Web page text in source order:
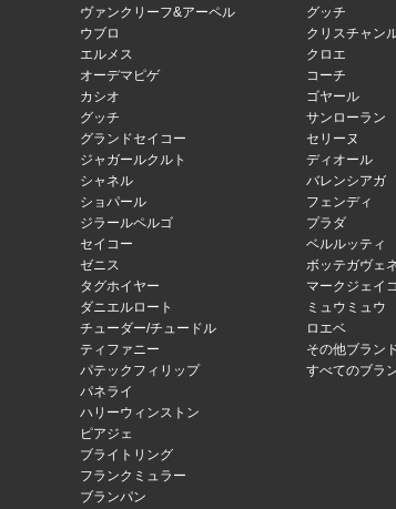
ヴァンクリーフ&アーペル
ウブロ
エルメス
オーデマピゲ
カシオ
グッチ
グランドセイコー
ジャガールクルト
シャネル
ショパール
ジラールペルゴ
セイコー
ゼニス
タグホイヤー
ダニエルロート
チューダー/チュードル
ティファニー
パテックフィリップ
パネライ
ハリーウィンストン
ピアジェ
ブライトリング
フランクミュラー
ブランパン
グッチ
クリスチャン
クロエ
コーチ
ゴヤール
サンローラン
セリーヌ
ディオール
バレンシアガ
フェンディ
プラダ
ベルルッティ
ボッテガヴェ
マークジェイ
ミュウミュウ
ロエベ
その他ブラン
すべてのブラ